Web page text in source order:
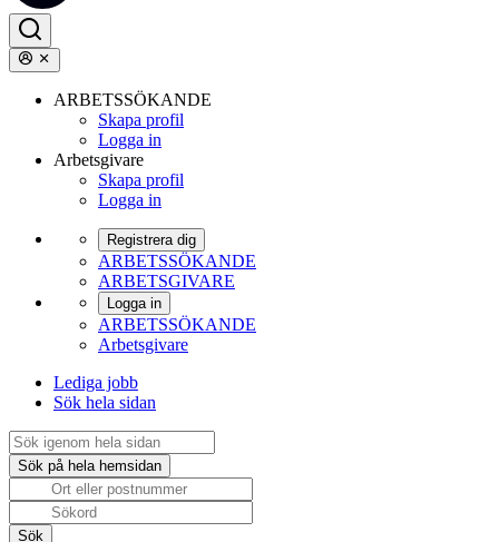
ARBETSSÖKANDE
Skapa profil
Logga in
Arbetsgivare
Skapa profil
Logga in
Registrera dig
ARBETSSÖKANDE
ARBETSGIVARE
Logga in
ARBETSSÖKANDE
Arbetsgivare
Lediga jobb
Sök hela sidan